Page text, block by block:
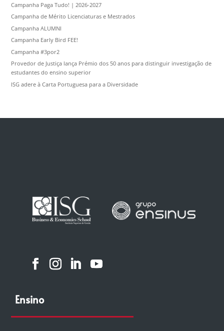
Campanha Paga Tudo! | 2026-2027
Campanha de Mérito Licenciaturas e Mestrados
Campanha ALUMNI
Campanha Early Bird FEE!
Campanha #3por2
Provedor de Justiça lança Prémio dos 50 anos para distinguir investigação de
estudantes do ensino superior
ISG adere à Carta Portuguesa para a Diversidade
Ensino